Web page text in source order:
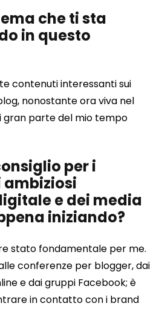
che ti sta
in questo
contenuti interessanti sui
nonostante ora viva nel
gran parte del mio tempo
per i
e dei media
iniziando?
stato fondamentale per me.
conferenze per blogger, dai
e dai gruppi Facebook; è
in contatto con i brand